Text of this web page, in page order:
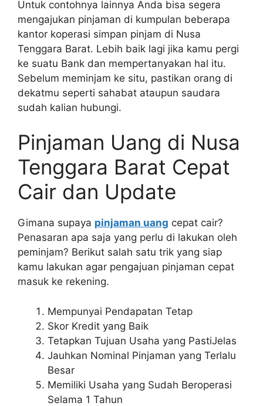
Untuk contohnya lainnya Anda bisa segera
mengajukan pinjaman di kumpulan beberapa
kantor koperasi simpan pinjam di Nusa
Tenggara Barat. Lebih baik lagi jika kamu pergi
ke suatu Bank dan mempertanyakan hal itu.
Sebelum meminjam ke situ, pastikan orang di
dekatmu seperti sahabat ataupun saudara
sudah kalian hubungi.
Pinjaman Uang di Nusa
Tenggara Barat Cepat
Cair dan Update
Gimana supaya pinjaman uang cepat cair?
Penasaran apa saja yang perlu di lakukan oleh
peminjam? Berikut salah satu trik yang siap
kamu lakukan agar pengajuan pinjaman cepat
masuk ke rekening.
Mempunyai Pendapatan Tetap
Skor Kredit yang Baik
Tetapkan Tujuan Usaha yang PastiJelas
Jauhkan Nominal Pinjaman yang Terlalu
Besar
Memiliki Usaha yang Sudah Beroperasi
Selama 1 Tahun